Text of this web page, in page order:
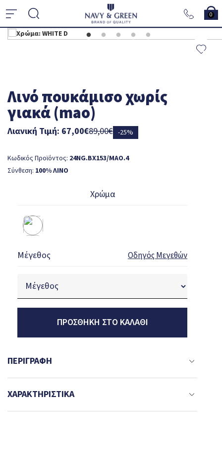
0
Λινό πουκάμισο χωρίς
γιακά (mao)
89,00€
Λιανική Τιμή: 67,00€ -25%
Κωδικός Προϊόντος: 24NG.BX153/MAO.4
Σύνθεση: 100% ΛΙΝΟ
Χρώμα
Μέγεθος Οδηγός Μεγεθών
ΠΡΟΣΘΉΚΗ ΣΤΟ ΚΑΛΆΘΙ
ΠΕΡΙΓΡΑΦΉ
ΧΑΡΑΚΤΗΡΙΣΤΙΚΆ